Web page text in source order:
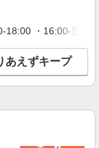
宅で巡回やケアな
18:00 ・16:00-
あえずキープ